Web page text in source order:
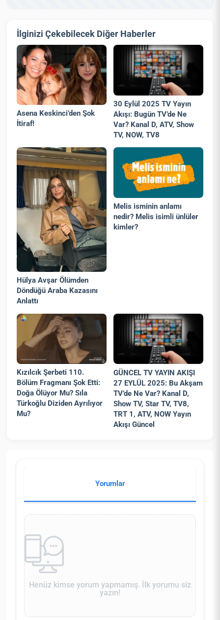
İlginizi Çekebilecek Diğer Haberler
Asena Keskinci’den Şok
İtiraf!
30 Eylül 2025 TV Yayın
Akışı: Bugün TV’de Ne
Var? Kanal D, ATV, Show
TV, NOW, TV8
Hülya Avşar Ölümden
Döndüğü Araba Kazasını
Anlattı
Melis isminin anlamı
nedir? Melis isimli ünlüler
kimler?
Kızılcık Şerbeti 110.
Bölüm Fragmanı Şok Etti:
Doğa Ölüyor Mu? Sıla
Türkoğlu Diziden Ayrılıyor
Mu?
GÜNCEL TV YAYIN AKIŞI
27 EYLÜL 2025: Bu Akşam
TV’de Ne Var? Kanal D,
Show TV, Star TV, TV8,
TRT 1, ATV, NOW Yayın
Akışı Güncel
Yorumlar
Henüz kimse yorum yapmamış. İlk yorumu siz
yazın!